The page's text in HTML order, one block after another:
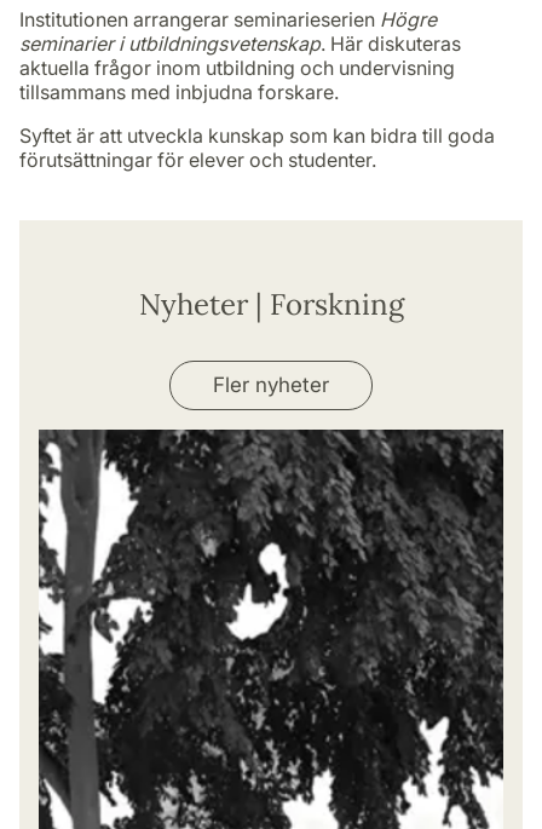
Institutionen arrangerar seminarieserien Högre
seminarier i utbildningsvetenskap. Här diskuteras
aktuella frågor inom utbildning och undervisning
tillsammans med inbjudna forskare.
Syftet är att utveckla kunskap som kan bidra till goda
förutsättningar för elever och studenter.
Nyheter | Forskning
Fler nyheter